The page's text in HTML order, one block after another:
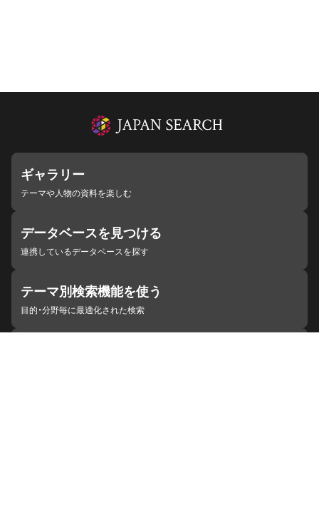
ギャラリー
テーマや人物の資料を楽しむ
データベースを見つける
連携しているデータベースを探す
テーマ別検索機能を使う
目的・分野毎に最適化された検索